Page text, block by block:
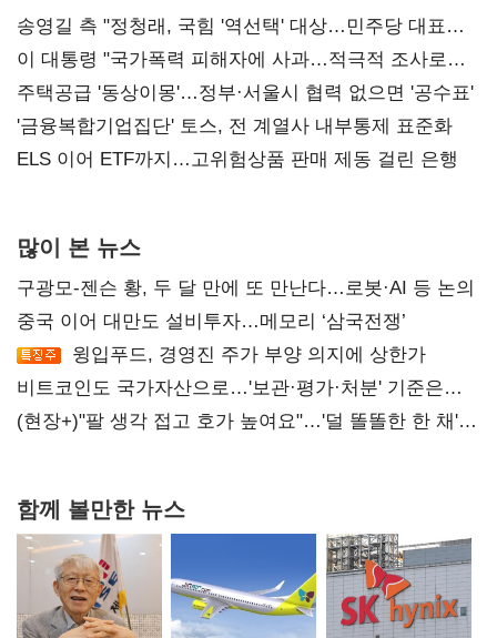
송영길 측 "정청래, 국힘 '역선택' 대상…민주당 대표로
총선 지휘 못해"
이 대통령 "국가폭력 피해자에 사과…적극적 조사로
진실 밝혀야"
주택공급 '동상이몽'…정부·서울시 협력 없으면 '공수표'
'금융복합기업집단' 토스, 전 계열사 내부통제 표준화
ELS 이어 ETF까지…고위험상품 판매 제동 걸린 은행
많이 본 뉴스
구광모-젠슨 황, 두 달 만에 또 만난다…로봇·AI 등 논의
중국 이어 대만도 설비투자…메모리 ‘삼국전쟁’
윙입푸드, 경영진 주가 부양 의지에 상한가
비트코인도 국가자산으로…'보관·평가·처분' 기준은
숙제
(현장+)"팔 생각 접고 호가 높여요"…'덜 똘똘한 한 채'
함께 볼만한 뉴스